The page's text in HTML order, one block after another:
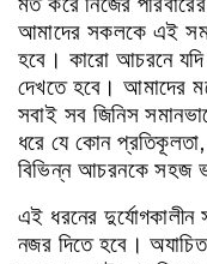
আমাদের সকলকে এই
হবে। কারো আচরনে যদি
দেখতে হবে। আমাদের
সবাই সব জিনিস
ধরে যে কোন প্রতিকূলতা
বিভিন্ন আচরনকে সহজ
এই ধরনের দুর্যোগকালীন
নজর দিতে হবে। অযাচিত